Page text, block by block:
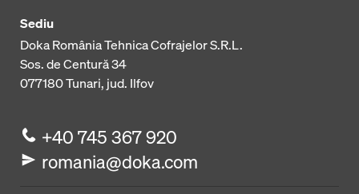
Sediu
Doka România Tehnica Cofrajelor S.R.L.
Sos. de Centură 34
077180Tunari, jud. Ilfov
+40 745 367 920
romania@doka.com